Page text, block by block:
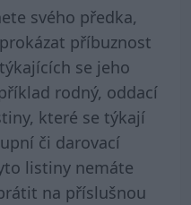
svého předka,
příbuznost
se jeho
rodný, oddací
které se týkají
či darovací
listiny nemáte
na příslušnou